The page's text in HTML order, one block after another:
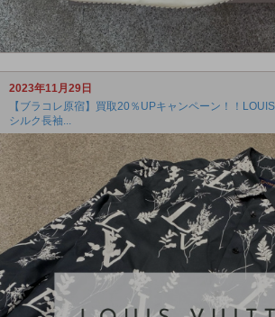
2023年11月29日
【ブラコレ原宿】買取20％UPキャンペーン！！
シルク長袖...